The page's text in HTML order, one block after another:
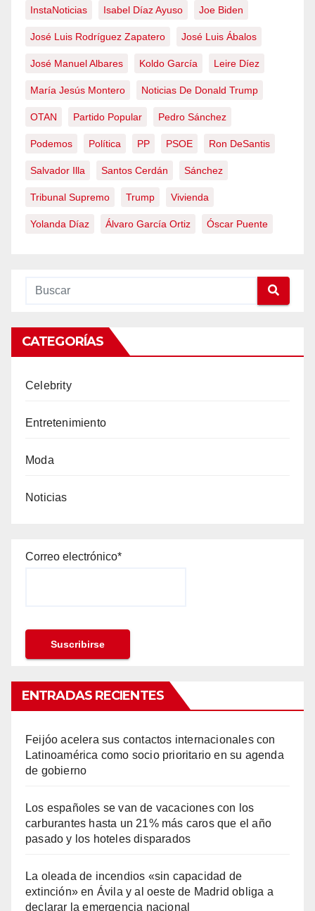
InstaNoticias Isabel Díaz Ayuso Joe Biden
José Luis Rodríguez Zapatero José Luis Ábalos
José Manuel Albares Koldo García Leire Díez
María Jesús Montero Noticias De Donald Trump
OTAN Partido Popular Pedro Sánchez
Podemos Política PP PSOE Ron DeSantis
Salvador Illa Santos Cerdán Sánchez
Tribunal Supremo Trump Vivienda
Yolanda Díaz Álvaro García Ortiz Óscar Puente
CATEGORÍAS
Celebrity
Entretenimiento
Moda
Noticias
Correo electrónico*
ENTRADAS RECIENTES
Feijóo acelera sus contactos internacionales con
Latinoamérica como socio prioritario en su agenda
de gobierno
Los españoles se van de vacaciones con los
carburantes hasta un 21% más caros que el año
pasado y los hoteles disparados
La oleada de incendios «sin capacidad de
extinción» en Ávila y al oeste de Madrid obliga a
declarar la emergencia nacional